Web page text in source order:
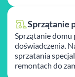
Sprzątanie
Sprzątanie domu
doświadczenia.
sprzatania
remontach do